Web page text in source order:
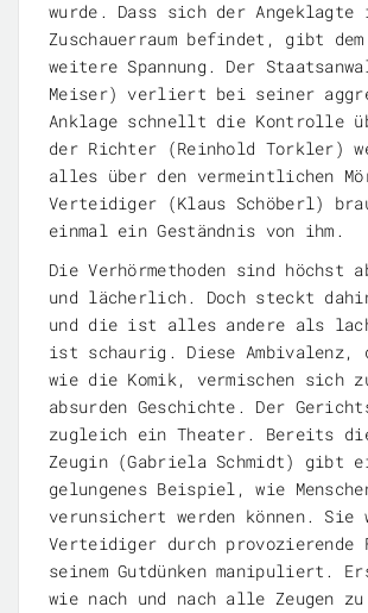
wurde. Dass sich der Angeklagte
Zuschauerraum befindet, gibt
weitere Spannung. Der
Meiser) verliert bei seiner
Anklage schnellt die Kontrolle
der Richter (Reinhold Torkler)
alles über den vermeintlichen
Verteidiger (Klaus Schöberl)
einmal ein Geständnis von ihm.
Die Verhörmethoden sind höchst
und lächerlich. Doch steckt
und die ist alles andere als
ist schaurig. Diese Ambivalenz,
wie die Komik, vermischen sich
absurden Geschichte. Der
zugleich ein Theater. Bereits
Zeugin (Gabriela Schmidt) gibt
gelungenes Beispiel, wie
verunsichert werden können. Sie
Verteidiger durch provozierende
seinem Gutdünken manipuliert.
wie nach und nach alle Zeugen